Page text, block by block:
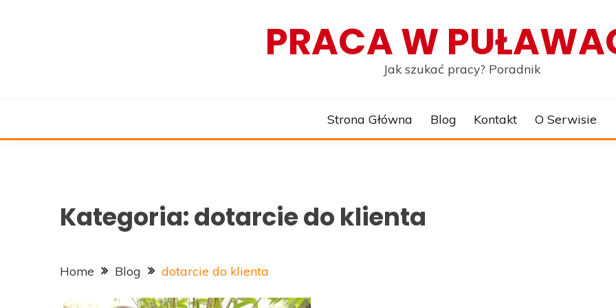
PRACA W
Jak szukać pracy? Poradnik
Strona Główna Blog Kontakt O Serwisie
Kategoria:dotarcie do klienta
Home Blog dotarcie do klienta